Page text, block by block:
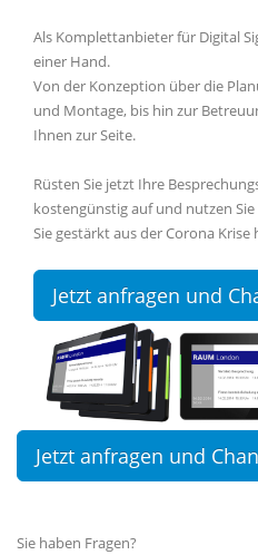
Als Komplettanbieter für Digital
einer Hand.
Von der Konzeption über die
und Montage, bis hin zur
Ihnen zur Seite.
Rüsten Sie jetzt Ihre
kostengünstig auf und nutzen
Sie gestärkt aus der Corona Krise
Jetzt anfragen und
Jetzt anfragen und
Sie haben Fragen?